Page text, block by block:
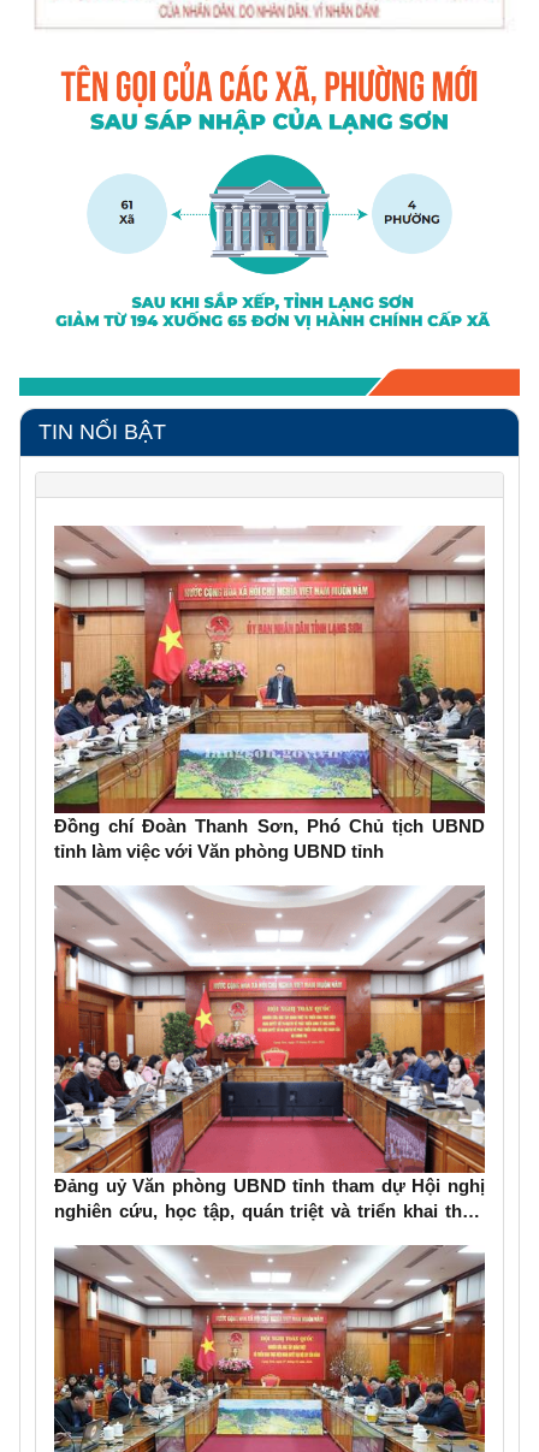
TIN NỔI BẬT
Đồng chí Đoàn Thanh Sơn, Phó Chủ tịch UBND
tỉnh làm việc với Văn phòng UBND tỉnh
Đảng uỷ Văn phòng UBND tỉnh tham dự Hội nghị
nghiên cứu, học tập, quán triệt và triển khai thực
NQ/TW của Bộ Chính trị